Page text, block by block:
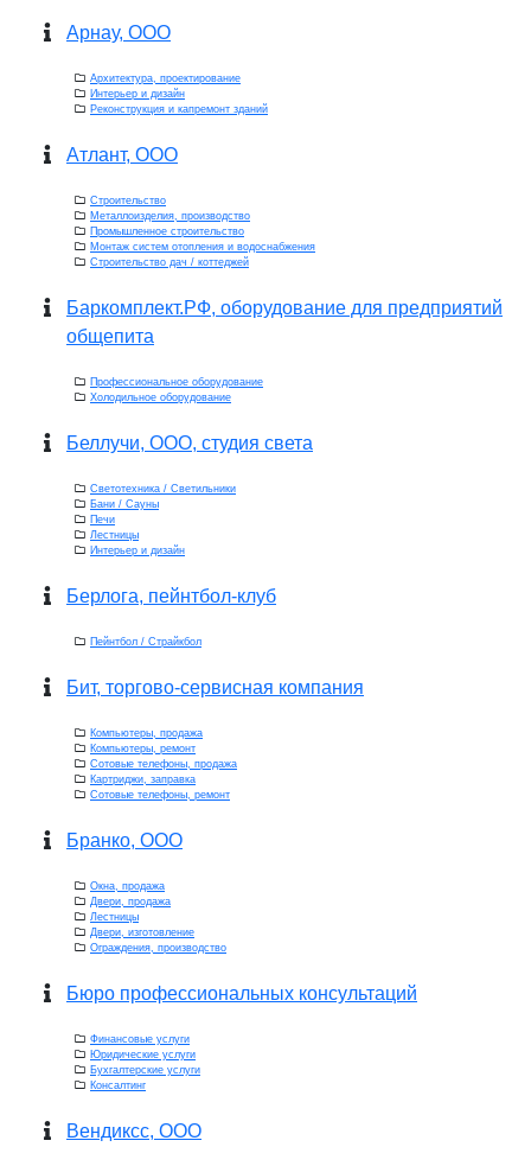
Арнау, ООО
Архитектура, проектирование
Интерьер и дизайн
Реконструкция и капремонт зданий
Атлант, ООО
Строительство
Металлоизделия, производство
Промышленное строительство
Монтаж систем отопления и водоснабжения
Строительство дач / коттеджей
Баркомплект.РФ, оборудование для предприятий
общепита
Профессиональное оборудование
Холодильное оборудование
Беллучи, ООО, студия света
Светотехника / Светильники
Бани / Сауны
Печи
Лестницы
Интерьер и дизайн
Берлога, пейнтбол-клуб
Пейнтбол / Страйкбол
Бит, торгово-сервисная компания
Компьютеры, продажа
Компьютеры, ремонт
Сотовые телефоны, продажа
Картриджи, заправка
Сотовые телефоны, ремонт
Бранко, ООО
Окна, продажа
Двери, продажа
Лестницы
Двери, изготовление
Ограждения, производство
Бюро профессиональных консультаций
Финансовые услуги
Юридические услуги
Бухгалтерские услуги
Консалтинг
Вендиксс, ООО